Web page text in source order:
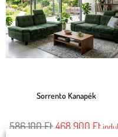
Sorrento Kanapék
586 100Ft468 900 Ft